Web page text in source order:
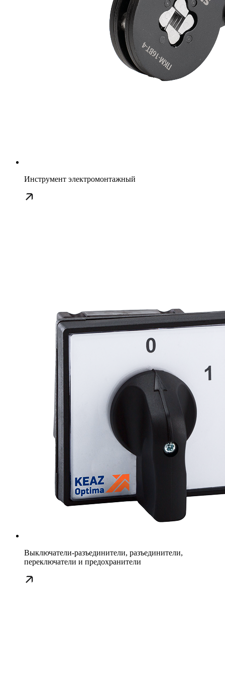
Инструмент электромонтажный
Выключатели-разъединители, разъединители,
переключатели и предохранители